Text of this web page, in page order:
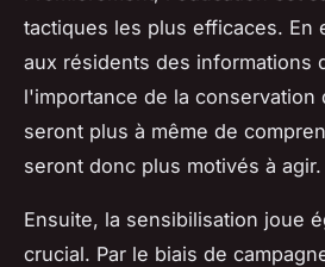
tactiques les plus efficaces. En
aux résidents des informations
l'importance de la conservation
seront plus à même de
seront donc plus motivés à agir.
Ensuite, la sensibilisation joue
crucial. Par le biais de